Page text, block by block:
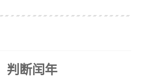
判断闰年